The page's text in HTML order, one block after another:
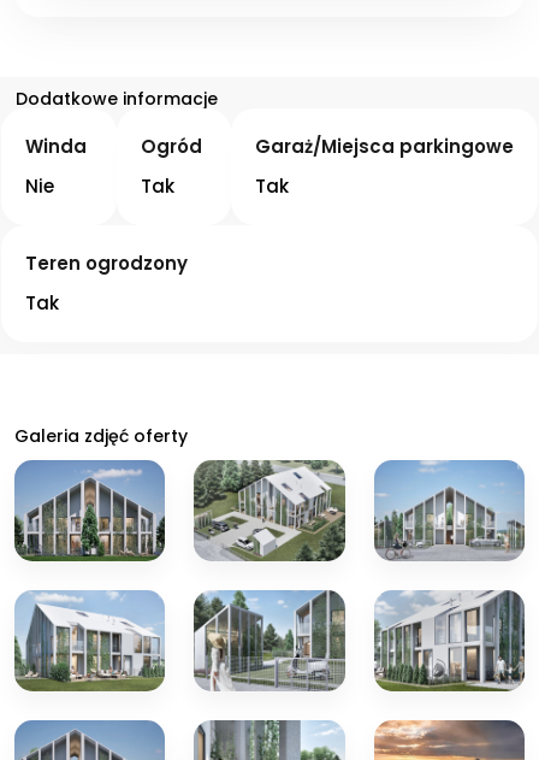
Dodatkowe informacje
Winda
Nie
Ogród
Tak
Garaż/Miejsca parkingowe
Tak
Teren ogrodzony
Tak
Galeria zdjęć oferty